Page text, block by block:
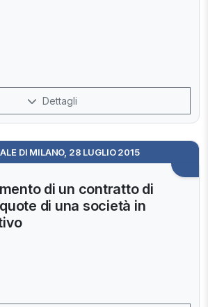
Dettagli
DI MILANO, 28 LUGLIO 2015
di un contratto di
di una società in